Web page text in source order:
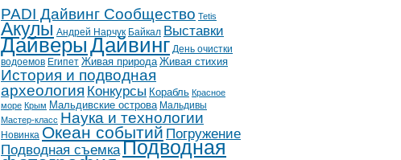
PADI Дайвинг Сообщество Tetis
Акулы Андрей Нарчук Байкал Выставки
ДайверыДайвинг День очистки
водоемов Египет Живая природа Живая стихия
История и подводная
археология Конкурсы Корабль Красное
море Крым Мальдивские острова Мальдивы
Мастер-класс Наука и технологии
Новинка Океан событий Погружение
Подводная съемкаПодводная